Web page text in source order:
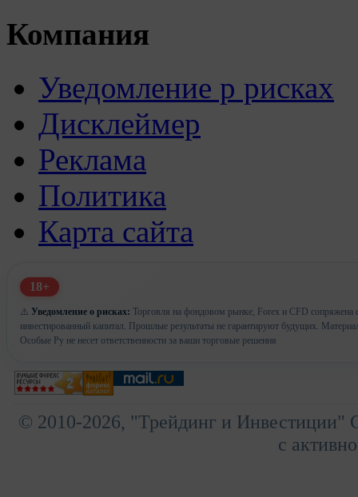
Компания
Уведомление р рисках
Дисклеймер
Реклама
Политика
Карта сайта
18+
⚠️ Уведомление о рисках: Торговля на фондовом рынке, Forex и CFD сопряжена
инвестированный капитал. Прошлые результаты не гарантируют будущих.
Особые Ру не несет ответственности за ваши торговые решения
© 2010-2026, "Трейдинг и Инвестиции"
с